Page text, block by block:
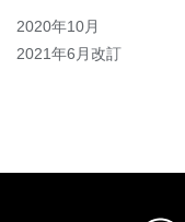
2020年10月
2021年6月改訂